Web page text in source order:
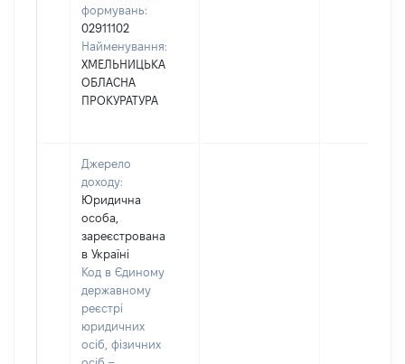
формувань:
02911102
Найменування:
ХМЕЛЬНИЦЬКА
ОБЛАСНА
ПРОКУРАТУРА
Джерело
доходу:
Юридична
особа,
зареєстрована
в Україні
Код в Єдиному
державному
реєстрі
юридичних
осіб, фізичних